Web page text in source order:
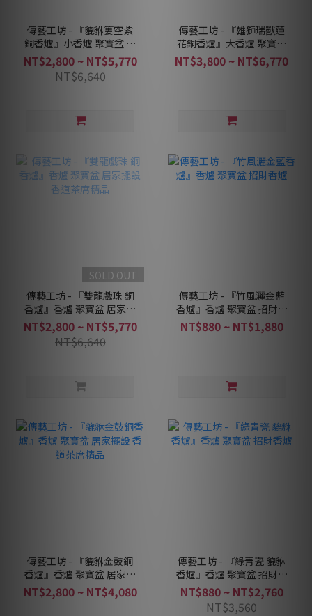
傳藝工坊 - 『貔貅簍空紫
銅香爐』小香爐 聚寶盆 居
家擺設 香道茶席精品
NT$2,800 ~ NT$5,770
NT$6,640
傳藝工坊 - 『雄獅瑞獸蓮
花銅香爐』大香爐 聚寶盆
居家擺設 香道茶席精品
NT$3,800 ~ NT$6,770
SOLD OUT
傳藝工坊 - 『雙龍戲珠 銅
香爐』香爐 聚寶盆 居家擺
設 香道茶席精品
NT$2,800 ~ NT$5,770
NT$6,640
傳藝工坊 - 『竹風灑金藍
香爐』香爐 聚寶盆 招財香
爐
NT$880 ~ NT$1,880
傳藝工坊 - 『貔貅金鼓銅
香爐』香爐 聚寶盆 居家擺
設 香道茶席精品
NT$2,800 ~ NT$4,080
傳藝工坊 - 『綠青瓷 貔貅
香爐』香爐 聚寶盆 招財香
爐
NT$880 ~ NT$2,760
NT$3,560